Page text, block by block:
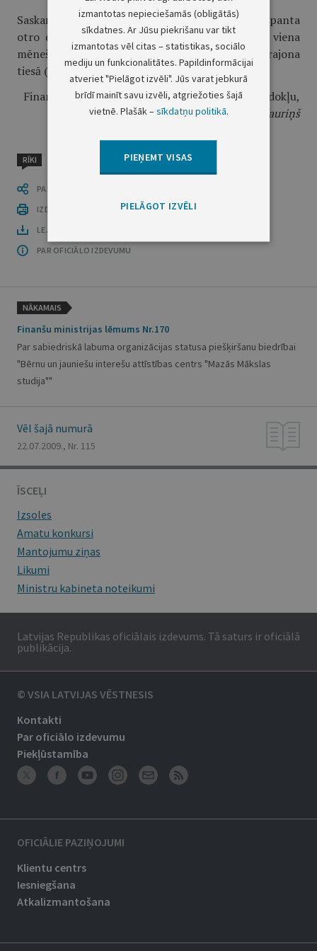
Saskaņā ar Administratīvā procesa likuma 76.panta
otro daļu un 79.panta pirmo daļu šo lēmumu viena
mēneša laikā var pārsūdzēt Administratīvajā rajona
tiesā (Rīgā, Antonijas ielā 6, LV–1010).
Finanšu ministrijas valsts sekretāra vietnieks nodokļu,
muitas un grāmatvedības jautājumos
D.Tauriņš
RĪKI
PASTĀSTI CITIEM
IZDRUKĀT PUBLIKĀCIJU
LEJUPLĀDĒT LAIDIENU (PDF)
PAR OFICIĀLO IZDEVUMU
NĀKAMAIS
Finanšu ministrijas lēmums Nr.170
Par sabiedriskā labuma organizācijas statusa piešķiršanu biedrībai
"Bērnu un jauniešu interešu attīstības centrs "Mazās Mākslas
studija""
Vēl šajā numurā
22.07.2009., Nr. 115
ĪSCEĻI
Izsoles
Amatu konkursi
Mantojumu ziņas
Likumi
Ministru kabineta noteikumi
Latvijas Republikas oficiālais izdevums. Tā saturs ir oficiālā
publikācija.
© VSIA LATVIJAS VĒSTNESIS
Kontakti
Par oficiālo izdevumu
Piekļūstamība
OFICIĀLIE PAZIŅOJUMI
Klientu centrs
Iesniegšana
Atkalizmantošana
izmantotas nepieciešamās (obligātās)
sīkdatnes. Ar Jūsu piekrišanu var tikt
izmantotas vēl citas – statistikas, sociālo
mediju un funkcionalitātes. Papildinformācijai
atveriet "Pielāgot izvēli". Jūs varat jebkurā
brīdī mainīt savu izvēli, atgriežoties šajā
vietnē. Plašāk –sīkdatņu politikā.
PIEŅEMT VISAS
PIELĀGOT IZVĒLI